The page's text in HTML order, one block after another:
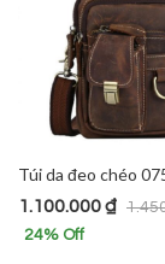
da đeo chéo 075-2
₫
% Off